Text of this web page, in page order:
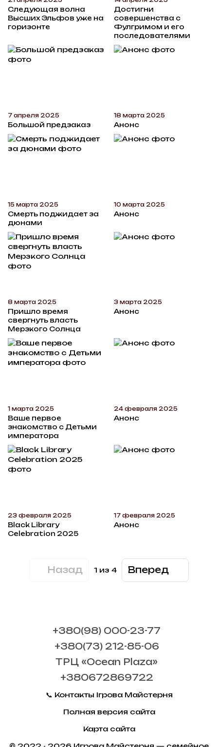
Следующая волна
Высших Эльфов уже на
горизонте
Достигни
совершенства с
Фулгримом и его
последователями
7 апреля 2025
Большой предзаказ
18 марта 2025
Анонс
15 марта 2025
Смерть поджидает за
дюнами
10 марта 2025
Анонс
8 марта 2025
Пришло время
свергнуть власть
Мерзкого Солнца
3 марта 2025
Анонс
1 марта 2025
Ваше первое
знакомство с Детьми
императора
24 февраля 2025
Анонс
23 февраля 2025
Black Library
Celebration 2025
17 февраля 2025
Анонс
Назад 1 из 4 Вперед
+380(98) 000-23-77
+380(73) 212-85-06
ТРЦ «Ocean Plaza»
+380672869722
📞 Контакты Ігрова Майстерня
Полная версия сайта
Карта сайта